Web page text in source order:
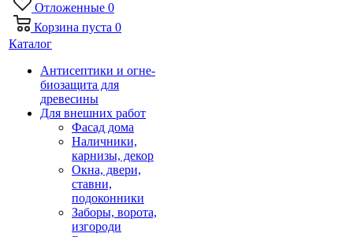
Отложенные 0
Корзина пуста 0
Каталог
Антисептики и огне-
биозащита для
древесины
Для внешних работ
Фасад дома
Наличники,
карнизы, декор
Окна, двери,
ставни,
подоконники
Заборы, ворота,
изгороди